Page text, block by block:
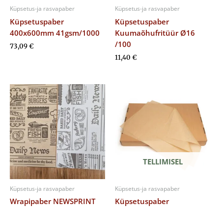
Küpsetus-ja rasvapaber
Küpsetuspaber
400x600mm 41gsm/1000
73,09€
Küpsetus-ja rasvapaber
Küpsetuspaber
Kuumaõhufritüür Ø16
/100
11,40 €
Küpsetus-ja rasvapaber
Wrapipaber NEWSPRINT
TELLIMISEL
Küpsetus-ja rasvapaber
Küpsetuspaber